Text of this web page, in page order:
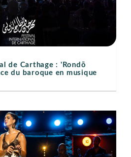
de Carthage : 'Rondō
du baroque en musique